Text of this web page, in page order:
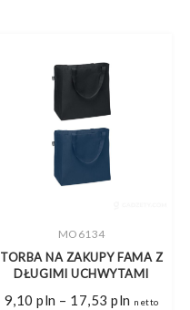
MO6134
TORBA NA ZAKUPY FAMA Z
DŁUGIMI UCHWYTAMI
9,10 pln – 17,53 pln Zakres
netto